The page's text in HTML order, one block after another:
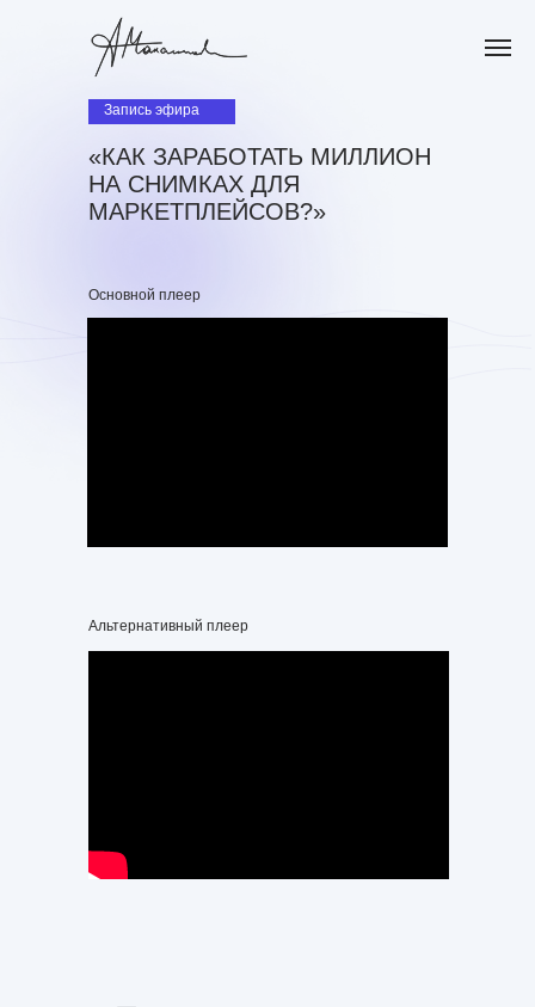
Запись эфира
Основной плеер
Альтернативный плеер
«КАК ЗАРАБОТАТЬ МИЛЛИОН
НА СНИМКАХ ДЛЯ
МАРКЕТПЛЕЙСОВ?»